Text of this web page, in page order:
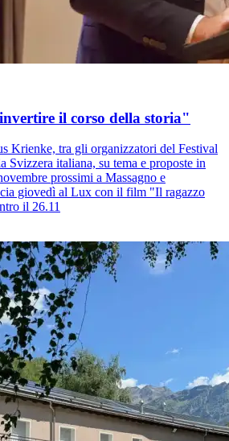
il corso della storia"
Krienke, tra gli organizzatori del Festival
Svizzera italiana, su tema e proposte in
prossimi a Massagno e
giovedì al Lux con il film "Il ragazzo
il 26.11